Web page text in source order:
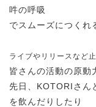
吽の呼吸
でスムーズにつくれ
ライブやリリースなど
皆さんの活動の原動
先日、KOTORIさん
を飲んだりしたり